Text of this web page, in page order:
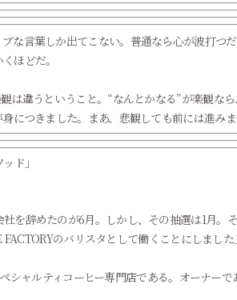
な言葉しか出てこない。普通なら心が波打つ
ほどだ。
は違うということ。“なんとかなる”が楽観な
につきました。まあ、悲観しても前には進み
ド」
を辞めたのが6月。しかし、その抽選は1月
のバリスタとして働くことにしました
シャルティコーヒー専門店である。オーナー